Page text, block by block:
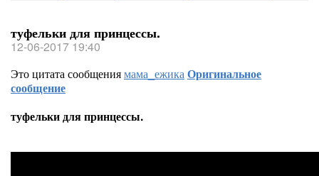
туфельки для принцессы.
12-06-2017 19:40
Это цитата сообщениямама_ежикаОригинальное
сообщение
туфельки для принцессы.